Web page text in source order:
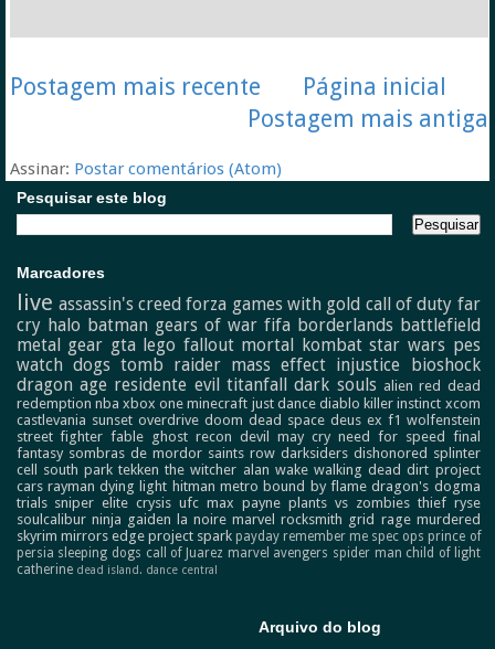
Postagem mais recente
Postagem mais antiga
Página inicial
Assinar: Postar comentários (Atom)
Pesquisar este blog
Marcadores
live assassin's creed forza games with gold call of duty far
cry halo batman gears of war fifa borderlands battlefield
metal gear gta lego fallout mortal kombat star wars pes
watch dogs tomb raider mass effect injustice
bioshock
dragon age residente evil titanfall dark souls alien red dead
redemption nba xbox one minecraft just dance diablo killer instinct xcom
castlevania sunset overdrive doom dead space deus ex f1 wolfenstein
street fighter fable ghost recon devil may cry need for speed final
fantasy sombras de mordor saints row darksiders dishonored splinter
cell
south park tekken the witcher alan wake walking dead dirt project
cars rayman dying light hitman metro bound by flame dragon's dogma
trials sniper elite crysis ufc max payne plants vs zombies thief ryse
soulcalibur ninja gaiden la noire marvel rocksmith grid rage murdered
skyrim mirrors edge project spark payday remember me spec ops prince of
persia sleeping dogs call of Juarez marvel avengers spider man child of light
catherine dead island. dance central
Arquivo do blog